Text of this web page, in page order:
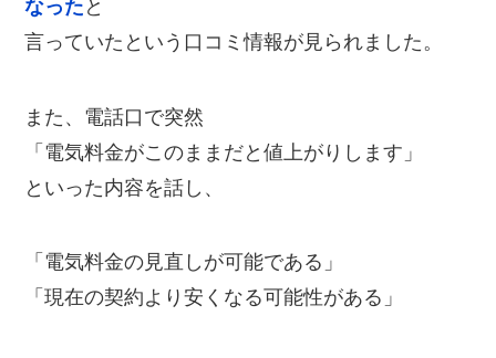
なった と
言っていたという口コミ情報が見られました。
また、電話口で突然
「電気料金がこのままだと値上がりします」
といった内容を話し、
「電気料金の見直しが可能である」
「現在の契約より安くなる可能性がある」